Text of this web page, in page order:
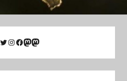
Twitter
Instagram
Facebook
Link zu Mastodon
Mastodon